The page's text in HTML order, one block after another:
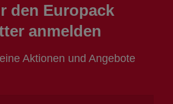
den Europack
anmelden
Aktionen und Angebote